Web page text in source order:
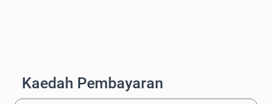
Kaedah Pembayaran